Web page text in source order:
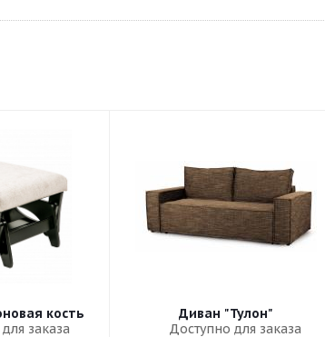
кость
заказа
Диван "Тулон"
Доступно для заказа